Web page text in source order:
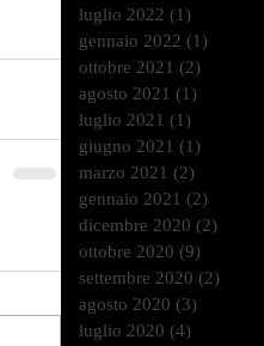
luglio 2022 (1)
gennaio 2022 (1)
ottobre 2021 (2)
agosto 2021 (1)
luglio 2021 (1)
giugno 2021 (1)
marzo 2021 (2)
gennaio 2021 (2)
dicembre 2020 (2)
ottobre 2020 (9)
settembre 2020 (2)
agosto 2020 (3)
luglio 2020 (4)